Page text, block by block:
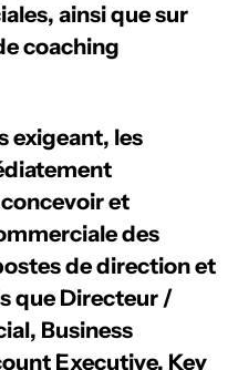
ainsi que sur
coaching
exigeant, les
et
des
de direction et
que Directeur /
Business
Executive, Key